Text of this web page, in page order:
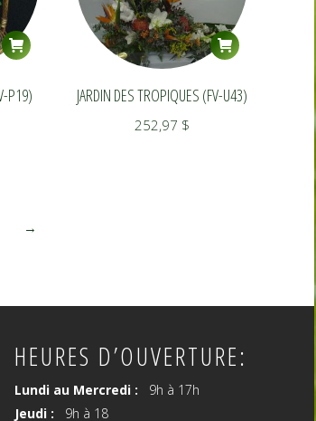
P19) JARDIN DES TROPIQUES (FV-U43)
252,97 $
→
HEURES D’OUVERTURE:
Lundi au Mercredi :
9h à 17h
Jeudi :
9h à 18